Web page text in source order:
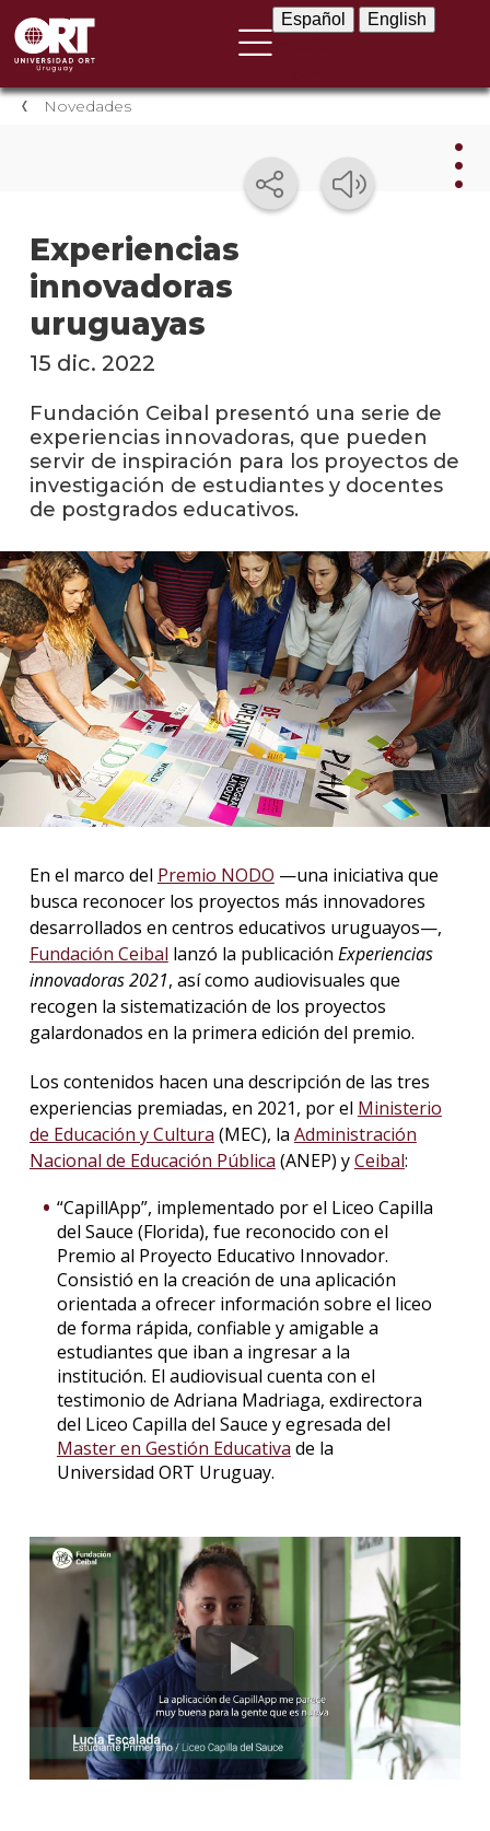
Español English
Novedades
Experiencias
innovadoras
uruguayas
en
los
Blog
15 dic. 2022
Fundación Ceibal presentó una serie de
experiencias innovadoras, que pueden
servir de inspiración para los proyectos de
investigación de estudiantes y docentes
de postgrados educativos.
En el marco del Premio NODO —una iniciativa que
busca reconocer los proyectos más innovadores
desarrollados en centros educativos uruguayos—,
Fundación Ceibal lanzó la publicación Experiencias
innovadoras 2021, así como audiovisuales que
recogen la sistematización de los proyectos
galardonados en la primera edición del premio.
Los contenidos hacen una descripción de las tres
experiencias premiadas, en 2021, por el Ministerio
de Educación y Cultura (MEC), la Administración
Nacional de Educación Pública (ANEP) yCeibal:
“CapillApp”, implementado por el Liceo Capilla
del Sauce (Florida), fue reconocido con el
Premio al Proyecto Educativo Innovador.
Consistió en la creación de una aplicación
orientada a ofrecer información sobre el liceo
de forma rápida, confiable y amigable a
estudiantes que iban a ingresar a la
institución. El audiovisual cuenta con el
testimonio de Adriana Madriaga, exdirectora
del Liceo Capilla del Sauce y egresada del
Master en Gestión Educativa de la
Universidad ORT Uruguay.